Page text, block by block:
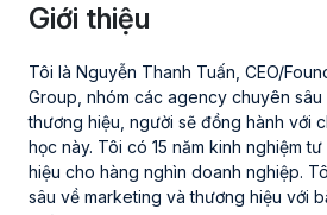
Giới thiệu
Tôi là Nguyễn Thanh Tuấn, CEO/
Group, nhóm các agency chuyên
thương hiệu, người sẽ đồng hành với
học này. Tôi có 15 năm kinh nghiệm
hiệu cho hàng nghìn doanh nghiệp.
sâu về marketing và thương hiệu với